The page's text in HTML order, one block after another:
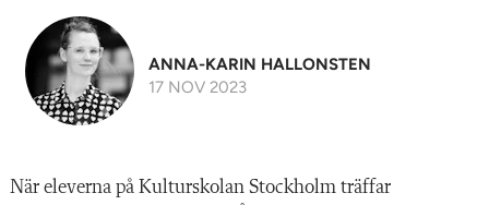
ANNA-KARIN HALLONSTEN
17 NOV 2023
När eleverna på Kulturskolan Stockholm träffar